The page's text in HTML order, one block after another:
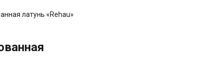
латунь «Rehau»